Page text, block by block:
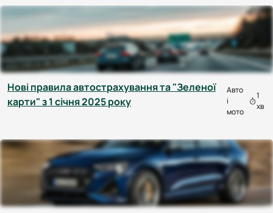
Нові правила автострахування та "Зеленої
карти" з 1 січня 2025 року
Авто
і
мото
1
хв